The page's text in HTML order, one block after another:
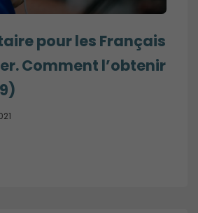
pour les Français
Comment l’obtenir